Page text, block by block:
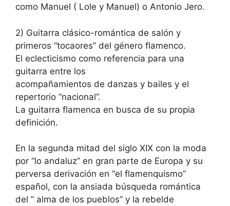
como Manuel ( Lole y Manuel) o Antonio Jero.
2) Guitarra clásico-romántica de salón y
primeros “tocaores” del género flamenco.
El eclecticismo como referencia para una
guitarra entre los
acompañamientos de danzas y bailes y el
repertorio “nacional”.
La guitarra flamenca en busca de su propia
definición.
En la segunda mitad del siglo XIX con la moda
por “lo andaluz” en gran parte de Europa y su
perversa derivación en “el flamenquismo”
español, con la ansiada búsqueda romántica
del ” alma de los pueblos” y la rebelde